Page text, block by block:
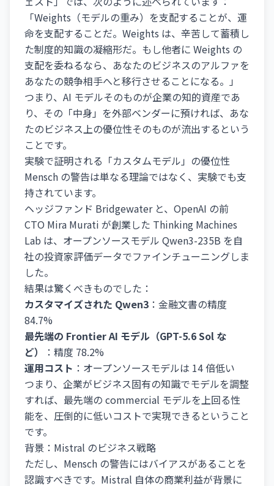
「Weights（モデルの重み）を支配することが、運
命を支配することだ。Weights は、辛苦して蓄積し
た制度的知識の凝縮形だ。もし他者に Weights の
支配を委ねるなら、あなたのビジネスのアルファを
あなたの競争相手へと移行させることになる。」
つまり、AI モデルそのものが企業の知的資産であ
り、その「中身」を外部ベンダーに預ければ、あな
たのビジネス上の優位性そのものが流出するという
ことです。
実験で証明される「カスタムモデル」の優位性
Mensch の警告は単なる理論ではなく、実験でも支
持されています。
ヘッジファンド Bridgewater と、OpenAI の前
CTO Mira Murati が創業した Thinking Machines
Lab は、オープンソースモデル Qwen3-235B を自
社の投資家評価データでファインチューニングしま
した。
結果は驚くべきものでした：
カスタマイズされた Qwen3 ：金融文書の精度
84.7%
最先端の Frontier AI モデル（GPT-5.6 Sol な
ど）
：精度 78.2%
運用コスト ：オープンソースモデルは 14 倍低い
つまり、企業がビジネス固有の知識でモデルを調整
すれば、最先端の commercial モデルを上回る性
能を、圧倒的に低いコストで実現できるということ
です。
背景：Mistral のビジネス戦略
ただし、Mensch の警告にはバイアスがあることを
認識すべきです。Mistral 自体の商業利益が背景に